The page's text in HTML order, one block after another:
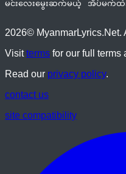
မင်းလေးမွေးဆက်မယ့်
အိပ်မက်ထဲ
2026© MyanmarLyrics.Net.
Visit terms for our full terms
Read our privacy policy.
contact us
site compatibility